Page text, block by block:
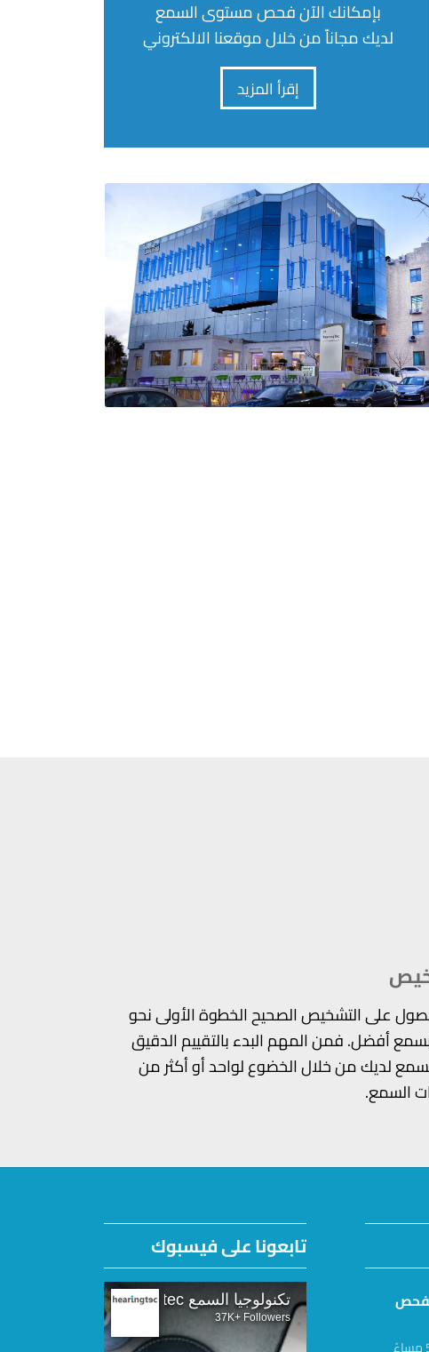
بإمكانك الآن فحص مستوى السمع
لديك مجاناّ من خلال موقعنا الالكتروني
إقرأ المزيد
على التشخيص الصحيح الخطوة الأولى نحو
أفضل. فمن المهم البدء بالتقييم الدقيق
لديك من خلال الخضوع لواحد أو أكثر من
السمع.
لفحص
تابعونا على فيسبوك
تكنولوجيا السمع hearingtec
37K+ Followers